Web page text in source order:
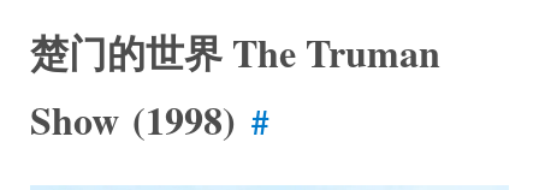
楚门的世界 The Truman
Show (1998) #